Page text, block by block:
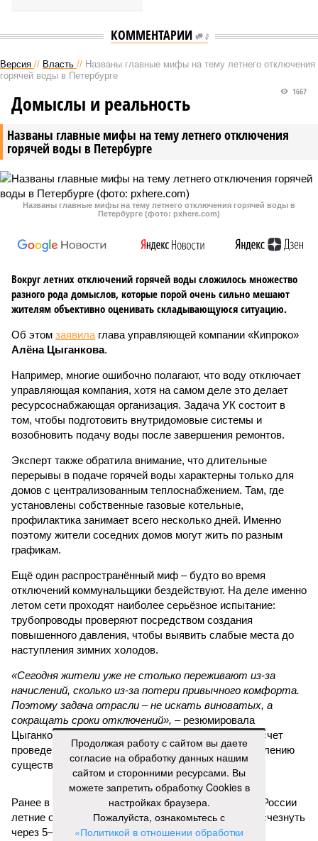
КОММЕНТАРИИ 0
Версия // Власть // Названы главные мифы на тему летнего отключения
горячей воды в Петербурге
Названы главные мифы на тему летнего отключения
горячей воды в Петербурге
1667
Домыслы и реальность
Названы главные мифы на тему летнего отключения горячей воды в
Петербурге (фото: pxhere.com)
Вокруг летних отключений горячей воды сложилось множество
разного рода домыслов, которые порой очень сильно мешают
жителям объективно оценивать складывающуюся ситуацию.
Об этом заявила глава управляющей компании «Кипроко»
Алёна Цыганкова.
Например, многие ошибочно полагают, что воду отключает
управляющая компания, хотя на самом деле это делает
ресурсоснабжающая организация. Задача УК состоит в
том, чтобы подготовить внутридомовые системы и
возобновить подачу воды после завершения ремонтов.
Эксперт также обратила внимание, что длительные
перерывы в подаче горячей воды характерны только для
домов с централизованным теплоснабжением. Там, где
установлены собственные газовые котельные,
профилактика занимает всего несколько дней. Именно
поэтому жители соседних домов могут жить по разным
графикам.
Ещё один распространённый миф – будто во время
отключений коммунальщики бездействуют. На деле именно
летом сети проходят наиболее серьёзное испытание:
трубопроводы проверяют посредством создания
повышенного давления, чтобы выявить слабые места до
наступления зимних холодов.
«Сегодня жители уже не столько переживают из-за
начислений, сколько из-за потери привычного комфорта.
Поэтому задача отрасли – не искать виноватых, а
сокращать сроки отключений», – резюмировала
Цыганкова. По ее словам, это возможно только за счет
проведения модернизации тепловых сетей и обновлению
существующей инфраструктуры.
Ранее в Госдуме отмечали, что в крупных городах России
летние отключения горячей воды частично могут исчезнуть
через 5–7 лет. Для полного отказа потребуются
Продолжая работу с сайтом вы даете
согласие на обработку данных нашим
сайтом и сторонними ресурсами. Вы
можете запретить обработку Cookies в
настройках браузера.
Пожалуйста, ознакомьтесь с
«Политикой в отношении обработки